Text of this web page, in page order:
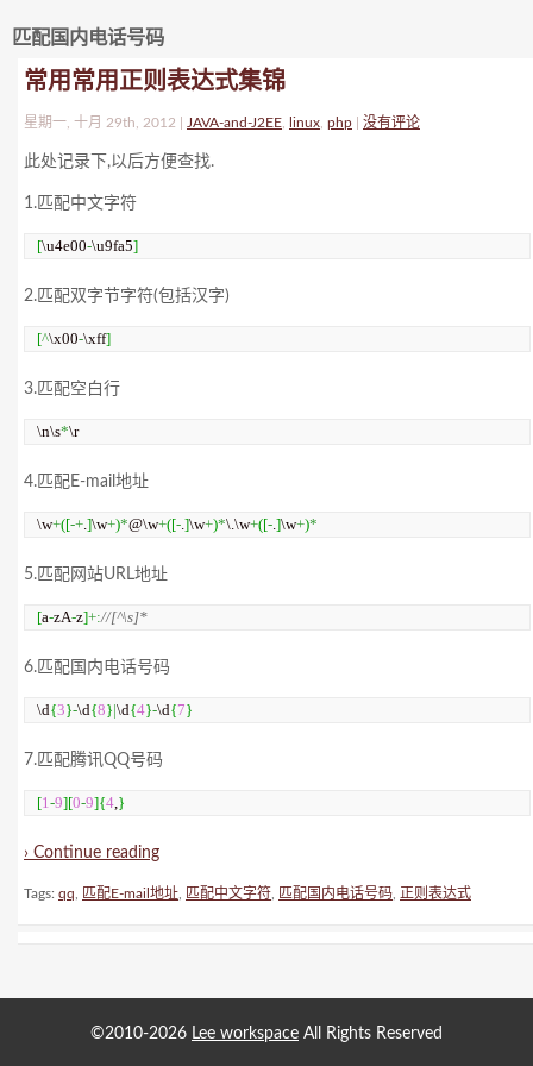
匹配国内电话号码
常用常用正则表达式集锦
星期一, 十月 29th, 2012 | JAVA-and-J2EE linux php 没有评论
此处记录下,以后方便查找.
1.匹配中文字符
[\u4e00-\u9fa5]
2.匹配双字节字符(包括汉字)
[^\x00-\xff]
3.匹配空白行
\n\s*\r
4.匹配E-mail地址
\w+([-+.]\w+)*@\w+([-.]\w+)*\.\w+([-.]\w+)*
5.匹配网站URL地址
[a-zA-z]+://[^\s]*
6.匹配国内电话号码
\d{3}-\d{8}|\d{4}-\d{7}
7.匹配腾讯QQ号码
[1-9][0-9]{4,}
› Continue reading
Tags: qq 匹配E-mail地址 匹配中文字符 匹配国内电话号码 正则表达式
©2010-2026 Lee workspace All Rights Reserved